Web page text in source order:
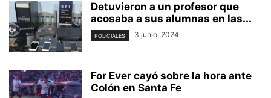
Detuvieron a un profesor que
acosaba a sus alumnas en las...
POLICIALES 3 junio, 2024
For Ever cayó sobre la hora ante
Colón en Santa Fe